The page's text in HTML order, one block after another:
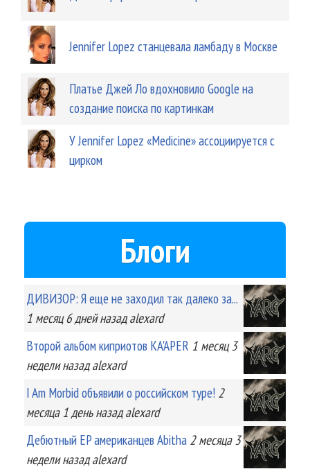
Jennifer Lopez станцевала ламбаду в Москве
Платье Джей Ло вдохновило Google на
создание поиска по картинкам
У Jennifer Lopez «Medicine» ассоциируется с
цирком
Блоги
ДИВИЗОР: Я еще не заходил так далеко за...
1 месяц 6 днейназад alexard
Второй альбом киприотов KA'APER 1 месяц 3
неделиназад alexard
I Am Morbid объявили о российском туре! 2
месяца 1 деньназад alexard
Дебютный EP американцев Abitha 2 месяца 3
неделиназад alexard